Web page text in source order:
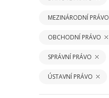
MEZINÁRODNÍ PRÁVO
OBCHODNÍ PRÁVO
SPRÁVNÍ PRÁVO
ÚSTAVNÍ PRÁVO